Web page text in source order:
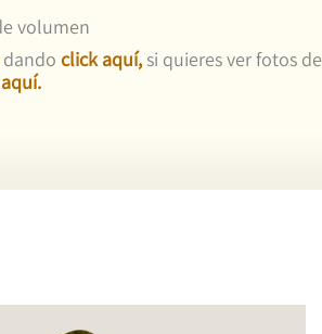
volumen
click aquí,si quieres ver fotos de